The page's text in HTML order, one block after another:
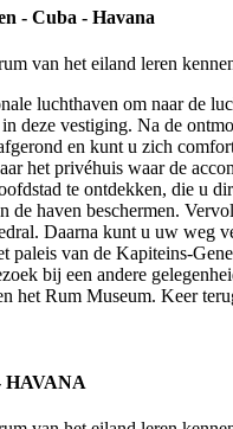
- Cuba - Havana
luchthaven om naar de
deze vestiging. Na de
en kunt u zich
het privéhuis waar de
te ontdekken, die u
de haven beschermen.
Daarna kunt u uw weg
paleis van de Kapiteins-
bij een andere
het Rum Museum. Keer
HAVANA